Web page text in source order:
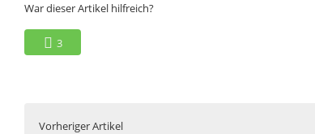
War dieser Artikel hilfreich?
3
Vorheriger Artikel